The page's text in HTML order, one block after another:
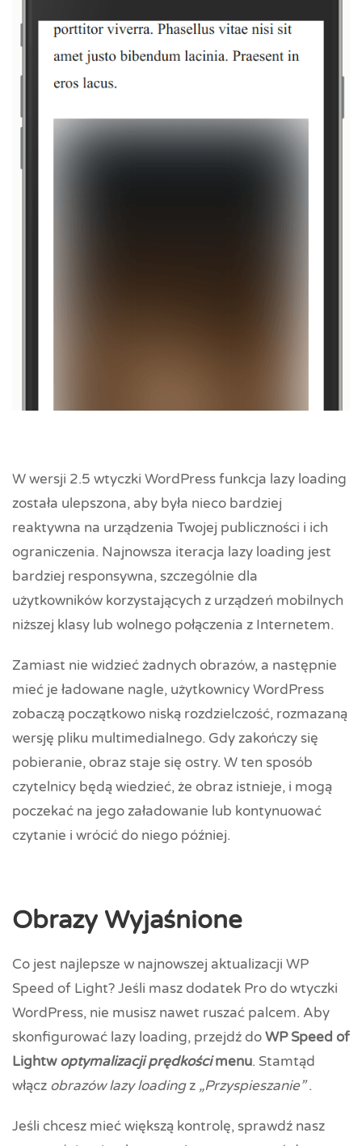
W wersji 2.5 wtyczki WordPress funkcja lazy loading
została ulepszona, aby była nieco bardziej
reaktywna na urządzenia Twojej publiczności i ich
ograniczenia. Najnowsza iteracja lazy loading jest
bardziej responsywna, szczególnie dla
użytkowników korzystających z urządzeń mobilnych
niższej klasy lub wolnego połączenia z Internetem.
Zamiast nie widzieć żadnych obrazów, a następnie
mieć je ładowane nagle, użytkownicy WordPress
zobaczą początkowo niską rozdzielczość, rozmazaną
wersję pliku multimedialnego. Gdy zakończy się
pobieranie, obraz staje się ostry. W ten sposób
czytelnicy będą wiedzieć, że obraz istnieje, i mogą
poczekać na jego załadowanie lub kontynuować
czytanie i wrócić do niego później.
Obrazy Wyjaśnione
Co jest najlepsze w najnowszej aktualizacji WP
Speed of Light? Jeśli masz dodatek Pro do wtyczki
WordPress, nie musisz nawet ruszać palcem. Aby
skonfigurować lazy loading, przejdź doWP Speed of
Lightwoptymalizacji prędkościmenu. Stamtąd
włącz obrazów lazy loadingz „Przyspieszanie”.
Jeśli chcesz mieć większą kontrolę, sprawdź nasz